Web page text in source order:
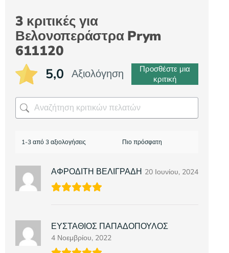
3 κριτικές για
Βελονοπεράστρα Prym
611120
5,0 Αξιολόγηση
Προσθέστε μια
κριτική
1-3 από 3 αξιολογήσεις
ΑΦΡΟΔΙΤΗ ΒΕΛΙΓΡΑΔΗ 20 Ιουνίου, 2024
ΕΥΣΤΑΘΙΟΣ ΠΑΠΑΔΟΠΟΥΛΟΣ
4 Νοεμβρίου, 2022